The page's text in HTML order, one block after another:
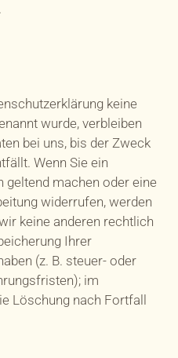
keine
wurde, verbleiben
bei uns, bis der Zweck
Wenn Sie ein
machen oder eine
widerrufen, werden
keine anderen rechtlich
Ihrer
(z. B. steuer- oder
im
Löschung nach Fortfall